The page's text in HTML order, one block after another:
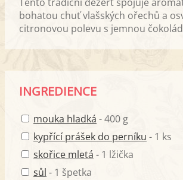
Tento tradiční dezert spojuje
bohatou chuť vlašských ořechů a
citronovou polevu s jemnou
INGREDIENCE
mouka hladká - 400 g
kypřící prášek do perníku - 1 ks
skořice mletá - 1 lžička
sůl - 1 špetka